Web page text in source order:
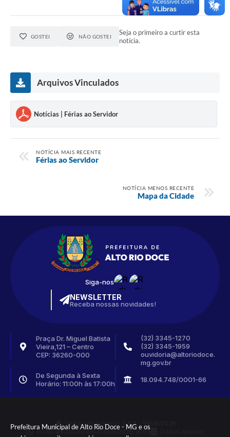
Prefeitura Municipal de Alto Rio Doce - MG e os
GOSTEI NÃO GOSTEI
Seja o primeiro a curtir esta
notícia.
Arquivos Vinculados
Notícias | Férias ao Servidor
NOTÍCIA MAIS RECENTE
Férias ao Servidor
NOTÍCIA MENOS RECENTE
Mapa da Cidade
Praça Dr. Miguel Batista
Vieira,121 – Centro
CEP: 36260-000
(32) 3345-1270
(32) 3345-1959
ouvidoria@altoriodoce.
mg.gov.br
De Segunda à Sexta
Horário: 11:00h às 17:00h
18.094.748/0001-66
Siga-nos
NEWSLETTER
Receba nossas novidades!
Versão do Sistema:
3.5.3 - 19/06/2026
Portal atualizado em:04/08/2026 16:03